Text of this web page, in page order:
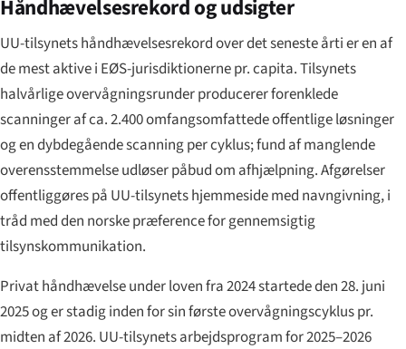
Håndhævelsesrekord og udsigter
UU-tilsynets håndhævelsesrekord over det seneste årti er en af
de mest aktive i EØS-jurisdiktionerne pr. capita. Tilsynets
halvårlige overvågningsrunder producerer forenklede
scanninger af ca. 2.400 omfangsomfattede offentlige løsninger
og en dybdegående scanning per cyklus; fund af manglende
overensstemmelse udløser påbud om afhjælpning. Afgørelser
offentliggøres på UU-tilsynets hjemmeside med navngivning, i
tråd med den norske præference for gennemsigtig
tilsynskommunikation.
Privat håndhævelse under loven fra 2024 startede den 28. juni
2025 og er stadig inden for sin første overvågningscyklus pr.
midten af 2026. UU-tilsynets arbejdsprogram for 2025–2026